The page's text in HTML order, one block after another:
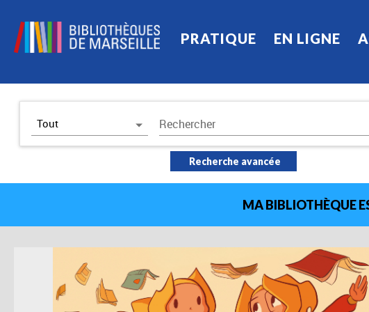
PRATIQUE EN LIGNE
Choix du scénario
Tout
Recherche simple
Livre audio numérique
Ressources numériques
Événement
Livres
Rechercher
Recherche avancée
MA BIBLIOTHÈQUE